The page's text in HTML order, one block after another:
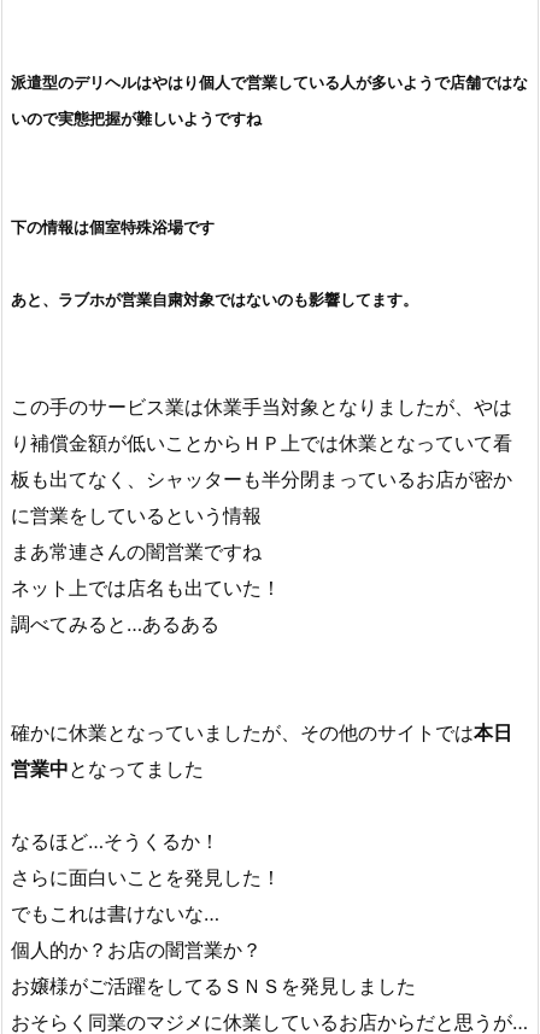
派遣型のデリヘルはやはり個人で営業している人が多いようで店舗ではな
この手のサービス業は休業手当対象となりましたが、やは
り補償金額が低いことから ＨＰ上では休業となっていて看
板も出てなく、シャッターも半分閉まっているお店が密か
に営業をしているという情報
まあ常連さんの闇営業ですね
ネット上では店名も出ていた！
確かに休業となっていましたが、その他のサイトでは
なるほど…そうくるか！
さらに面白いことを発見した！
でもこれは書けないな…
個人的か？お店の闇営業か？